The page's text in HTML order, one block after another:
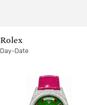
Rolex
Day-Date